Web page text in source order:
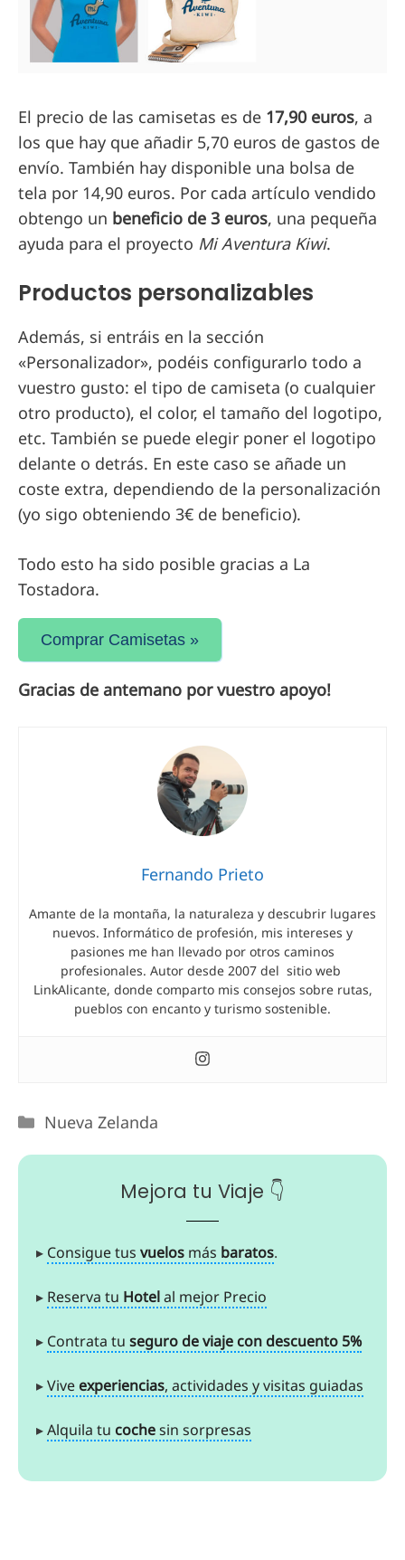
El precio de las camisetas es de 17,90 euros, a
los que hay que añadir 5,70 euros de gastos de
envío. También hay disponible una bolsa de
tela por 14,90 euros. Por cada artículo vendido
obtengo un beneficio de 3 euros, una pequeña
ayuda para el proyecto Mi Aventura Kiwi.
Productos personalizables
Además, si entráis en la sección
«Personalizador», podéis configurarlo todo a
vuestro gusto: el tipo de camiseta (o cualquier
otro producto), el color, el tamaño del logotipo,
etc. También se puede elegir poner el logotipo
delante o detrás. En este caso se añade un
coste extra, dependiendo de la personalización
(yo sigo obteniendo 3€ de beneficio).
Todo esto ha sido posible gracias a La
Tostadora.
Comprar Camisetas »
Gracias de antemano por vuestro apoyo!
Fernando Prieto
Amante de la montaña, la naturaleza y descubrir lugares
nuevos. Informático de profesión, mis intereses y
pasiones me han llevado por otros caminos
profesionales. Autor desde 2007 del sitio web
LinkAlicante, donde comparto mis consejos sobre rutas,
pueblos con encanto y turismo sostenible.
Nueva Zelanda
Mejora tu Viaje 👇
▸ Consigue tus vuelos más baratos.
▸ Reserva tu Hotelal mejor Precio
▸ Contrata tu seguro de viaje con descuento 5%
▸Vive experiencias, actividades y visitas guiadas
▸Alquila tu cochesin sorpresas